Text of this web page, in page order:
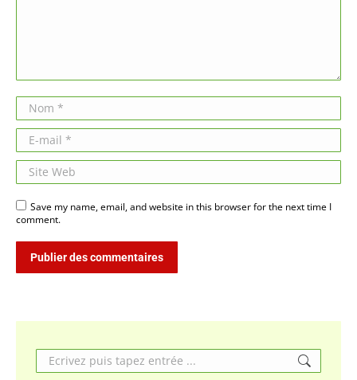
Nom *
E-mail *
Site Web
Save my name, email, and website in this browser for the next time I
comment.
Publier des commentaires
Search: